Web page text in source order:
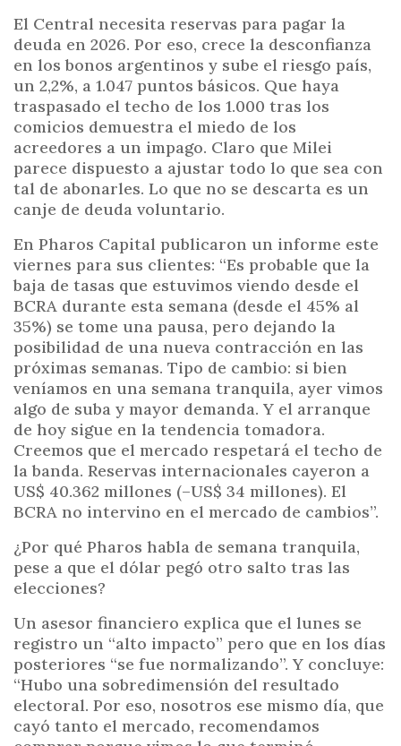
El Central necesita reservas para pagar la
deuda en 2026. Por eso, crece la desconfianza
en los bonos argentinos y sube el riesgo país,
un 2,2%, a 1.047 puntos básicos. Que haya
traspasado el techo de los 1.000 tras los
comicios demuestra el miedo de los
acreedores a un impago. Claro que Milei
parece dispuesto a ajustar todo lo que sea con
tal de abonarles. Lo que no se descarta es un
canje de deuda voluntario.
En Pharos Capital publicaron un informe este
viernes para sus clientes: “Es probable que la
baja de tasas que estuvimos viendo desde el
BCRA durante esta semana (desde el 45% al
35%) se tome una pausa, pero dejando la
posibilidad de una nueva contracción en las
próximas semanas. Tipo de cambio: si bien
veníamos en una semana tranquila, ayer vimos
algo de suba y mayor demanda. Y el arranque
de hoy sigue en la tendencia tomadora.
Creemos que el mercado respetará el techo de
la banda. Reservas internacionales cayeron a
US$ 40.362 millones (–US$ 34 millones). El
BCRA no intervino en el mercado de cambios”.
¿Por qué Pharos habla de semana tranquila,
pese a que el dólar pegó otro salto tras las
elecciones?
Un asesor financiero explica que el lunes se
registro un “alto impacto” pero que en los días
posteriores “se fue normalizando”. Y concluye:
“Hubo una sobredimensión del resultado
electoral. Por eso, nosotros ese mismo día, que
cayó tanto el mercado, recomendamos